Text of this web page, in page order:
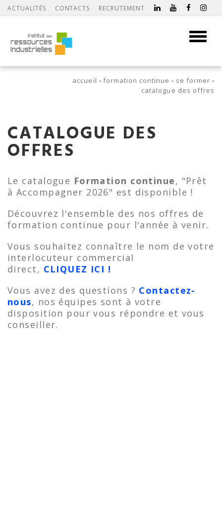
ACTUALITÉS CONTACTS RECRUTEMENT
Toggle
accueil formation continue
se former
catalogue des offres
CATALOGUE DES
OFFRES
Le catalogue Formation continue, "Prêt
à Accompagner 2026" est disponible !
Découvrez l'ensemble des nos offres de
formation continue pour l'année à venir.
Vous souhaitez connaître le nom de votre
interlocuteur commercial
direct, CLIQUEZ ICI !
Vous avez des questions ? Contactez-
nous, nos équipes sont à votre
disposition pour vous répondre et vous
conseiller.